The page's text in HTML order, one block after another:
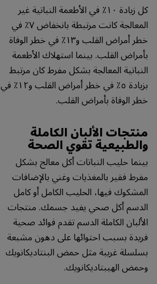
كل زيادة ١٠٪ في الأطعمة النباتية غير
المعالجة كانت مرتبطة بانخفاض ٧٪ في
خطر أمراض القلب و١٣٪ في خطر الوفاة
بأمراض القلب. بينما استهلاك الأطعمة
النباتية المعالجة بشكل مفرط كان مرتبط
بزيادة ٥٪ في خطر أمراض القلب و١٢٪ في
خطر الوفاة بأمراض القلب.
منتجات الألبان الكاملة
والطبيعية تقوي الصحة
بينما حليب النباتات أكل معالج بشكل
مفرط فقير بالمغذيات وغني بالإضافات
المشكوك فيها، الحليب الكامل أو كامل
الدسم أكل صحي يفيد جسمك. منتجات
الألبان الكاملة الدسم تقدم فوائد صحية
فريدة بسبب احتوائها على دهون مشبعة
بسلسلة غريبة مثل حمض البنتاديكانويك
وحمض الهيبتاديكانويك.